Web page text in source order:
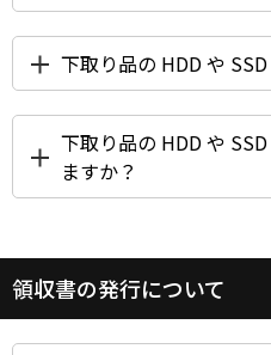
下取り品の HDD や
下取り品の HDD や
ますか？
領収書の発行について